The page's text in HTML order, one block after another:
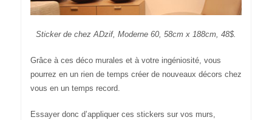
Sticker de chez ADzif, Moderne 60, 58cm x 188cm, 48$.
Grâce à ces déco murales et à votre ingéniosité, vous
pourrez en un rien de temps créer de nouveaux décors chez
vous en un temps record.
Essayer donc d’appliquer ces stickers sur vos murs,